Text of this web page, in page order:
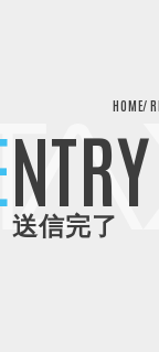
SERVICE
WORKS
COMPANY
RECRUIT
HOME
ENTRY
送信完了